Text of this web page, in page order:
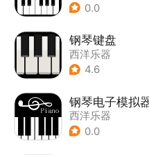
0.0
钢琴键盘
西洋乐器
4.6
钢琴电子模拟
西洋乐器
0.0